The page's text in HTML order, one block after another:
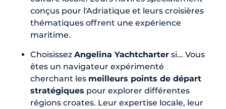
conçus pour l'Adriatique et leurs croisières
thématiques offrent une expérience
maritime.
Choisissez Angelina Yachtcharter si... Vous
êtes un navigateur expérimenté
cherchant les meilleurs points de départ
stratégiques pour explorer différentes
régions croates. Leur expertise locale, leur